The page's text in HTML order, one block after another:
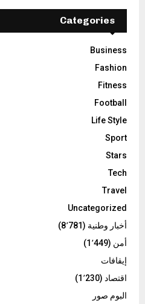
Categories
Business
Fashion
Fitness
Football
Life Style
Sport
Stars
Tech
Travel
Uncategorized
أخبار وطنية (8٬781)
أمن (1٬449)
إيقافات
اقتصاد (1٬230)
البوم صور